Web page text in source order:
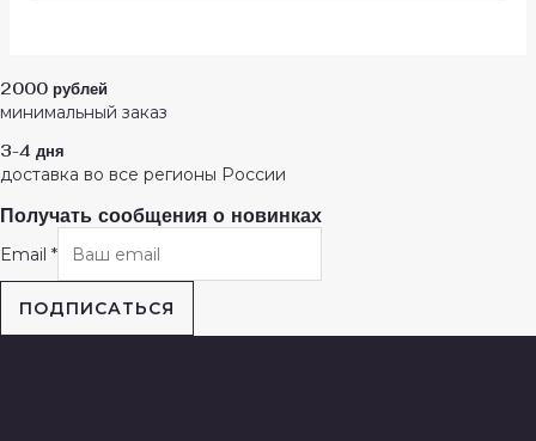
2000 рублей
минимальный заказ
3-4 дня
доставка во все регионы России
Получать сообщения о новинках
Email *
ПОДПИСАТЬСЯ